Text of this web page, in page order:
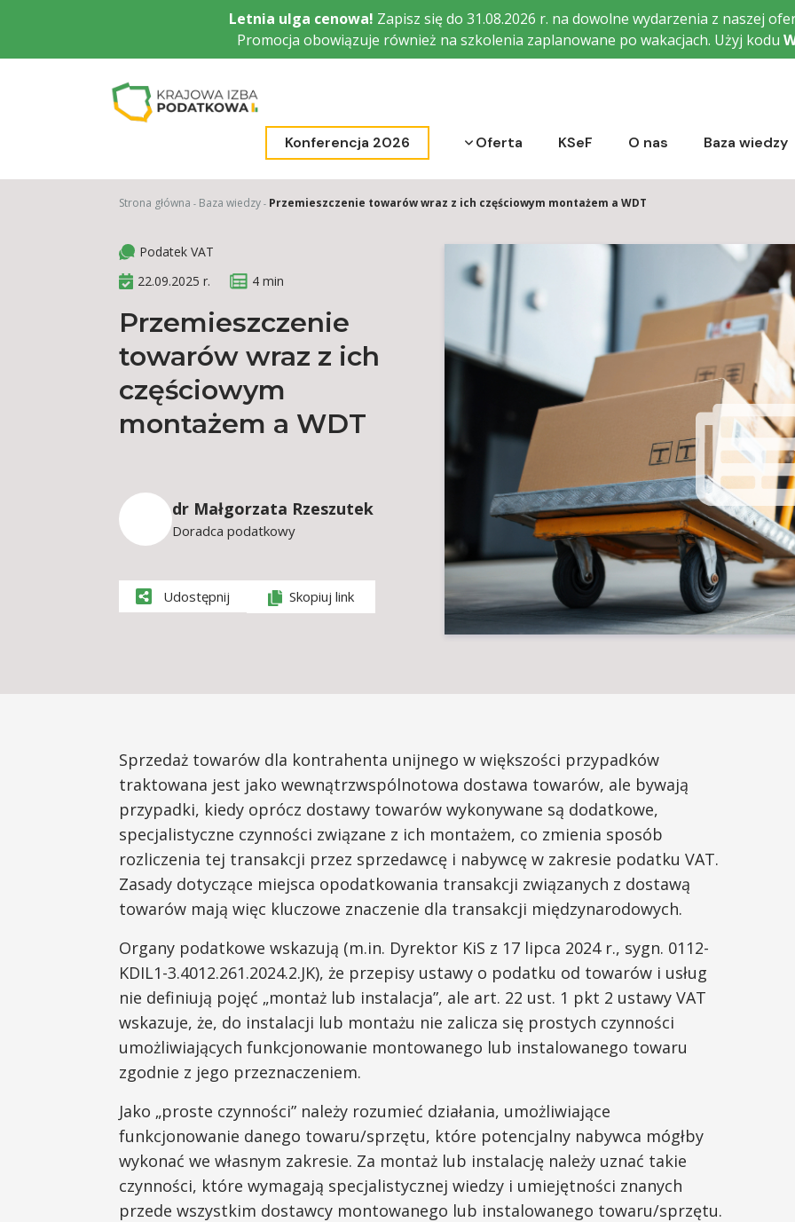
Letnia ulga cenowa! Zapisz się do 31.08.2026 r. na dowolne wydarzenia z naszej
Promocja obowiązuje również na szkolenia zaplanowane po wakacjach. Użyj kodu
Konferencja 2026 Oferta KSeF O nas Baza wiedzy
Strona główna Baza wiedzy Przemieszczenie towarów wraz z ich częściowym montażem a WDT
Podatek VAT
22.09.2025 r.
4 min
Przemieszczenie
towarów wraz z ich
częściowym
montażem a WDT
dr Małgorzata Rzeszutek
Doradca podatkowy
Udostępnij Skopiuj link
Sprzedaż towarów dla kontrahenta unijnego w większości przypadków
traktowana jest jako wewnątrzwspólnotowa dostawa towarów, ale bywają
przypadki, kiedy oprócz dostawy towarów wykonywane są dodatkowe,
specjalistyczne czynności związane z ich montażem, co zmienia sposób
rozliczenia tej transakcji przez sprzedawcę i nabywcę w zakresie podatku VAT.
Zasady dotyczące miejsca opodatkowania transakcji związanych z dostawą
towarów mają więc kluczowe znaczenie dla transakcji międzynarodowych.
Organy podatkowe wskazują (m.in. Dyrektor KiS z 17 lipca 2024 r., sygn. 0112-
KDIL1-3.4012.261.2024.2.JK), że przepisy ustawy o podatku od towarów i usług
nie definiują pojęć „montaż lub instalacja”, ale art. 22 ust. 1 pkt 2 ustawy VAT
wskazuje, że, do instalacji lub montażu nie zalicza się prostych czynności
umożliwiających funkcjonowanie montowanego lub instalowanego towaru
zgodnie z jego przeznaczeniem.
Jako „proste czynności” należy rozumieć działania, umożliwiające
funkcjonowanie danego towaru/sprzętu, które potencjalny nabywca mógłby
wykonać we własnym zakresie. Za montaż lub instalację należy uznać takie
czynności, które wymagają specjalistycznej wiedzy i umiejętności znanych
przede wszystkim dostawcy montowanego lub instalowanego towaru/sprzętu.